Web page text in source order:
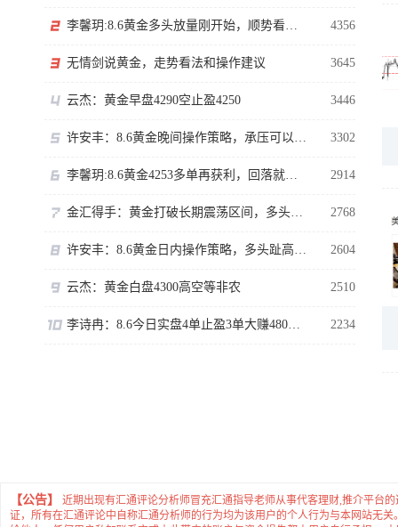
李馨玥:8.6黄金多头放量刚开始，顺势看涨勿猜顶！ 4356
无情剑说黄金，走势看法和操作建议 3645
云杰：黄金早盘4290空止盈4250 3446
许安丰：8.6黄金晚间操作策略，承压可以短空一下！ 3302
李馨玥:8.6黄金4253多单再获利，回落就是做多机会！ 2914
金汇得手：黄金打破长期震荡区间，多头行情正式拉开序幕 2768
许安丰：8.6黄金日内操作策略，多头趾高气扬但藏凶险 2604
云杰：黄金白盘4300高空等非农 2510
李诗冉：8.6今日实盘4单止盈3单大赚480点，晚间黄金回踩继续多。 2234
【公告】
近期出现有汇通评论分析师冒充汇通指导老师从事代客理财,推介平台
证，所有在汇通评论中自称汇通分析师的行为均为该用户的个人行为与本网站无